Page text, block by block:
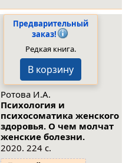
Предварительный
заказ!
Редкая книга.
В корзину
Ротова И.А.
Психология и
психосоматика женского
здоровья. О чем молчат
женские болезни.
2020. 224 с.